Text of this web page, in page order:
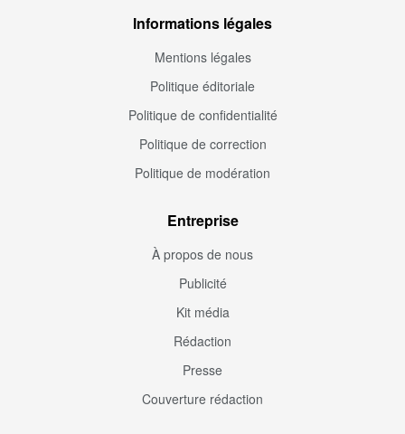
Informations légales
Mentions légales
Politique éditoriale
Politique de confidentialité
Politique de correction
Politique de modération
Entreprise
À propos de nous
Publicité
Kit média
Rédaction
Presse
Couverture rédaction